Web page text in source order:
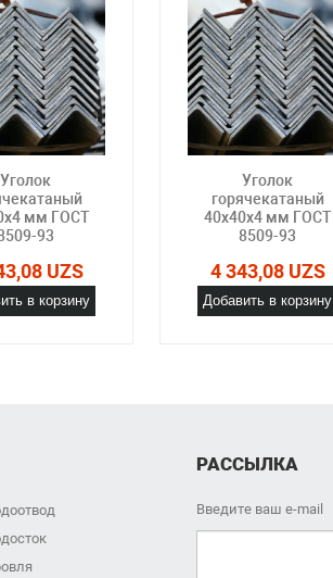
Уголок
мм ГОСТ
93
UZS
в корзину
Уголок
горячекатаный
40x40x4 мм ГОСТ
8509-93
4 343,08 UZS
Добавить в корзину
РАССЫЛКА
Введите ваш e-mail